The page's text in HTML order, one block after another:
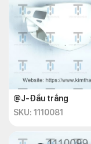
@J-Đầu trắng
SKU: 1110081